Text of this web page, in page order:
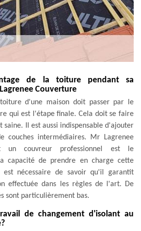
de la toiture pendant sa
Couverture
d'une maison doit passer par le
qui est l'étape finale. Cela doit se faire
saine. Il est aussi indispensable d'ajouter
couches intermédiaires. Mr Lagrenee
un couvreur professionnel est le
capacité de prendre en charge cette
nécessaire de savoir qu'il garantit
effectuée dans les règles de l'art. De
sont particulièrement bas.
de changement d'isolant au